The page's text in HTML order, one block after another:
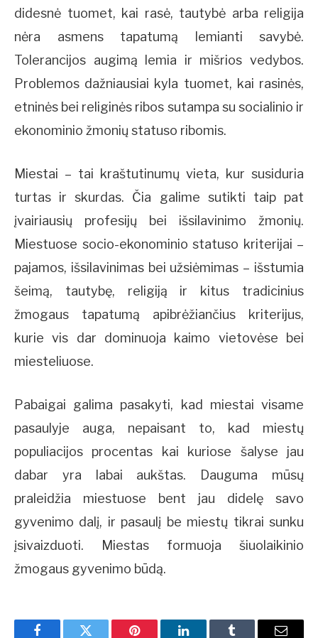
didesnė tuomet, kai rasė, tautybė arba religija
nėra asmens tapatumą lemianti savybė.
Tolerancijos augimą lemia ir mišrios vedybos.
Problemos dažniausiai kyla tuomet, kai rasinės,
etninės bei religinės ribos sutampa su socialinio ir
ekonominio žmonių statuso ribomis.
Miestai – tai kraštutinumų vieta, kur susiduria
turtas ir skurdas. Čia galime sutikti taip pat
įvairiausių profesijų bei išsilavinimo žmonių.
Miestuose socio-ekonominio statuso kriterijai –
pajamos, išsilavinimas bei užsiėmimas – išstumia
šeimą, tautybę, religiją ir kitus tradicinius
žmogaus tapatumą apibrėžiančius kriterijus,
kurie vis dar dominuoja kaimo vietovėse bei
miesteliuose.
Pabaigai galima pasakyti, kad miestai visame
pasaulyje auga, nepaisant to, kad miestų
populiacijos procentas kai kuriose šalyse jau
dabar yra labai aukštas. Dauguma mūsų
praleidžia miestuose bent jau didelę savo
gyvenimo dalį, ir pasaulį be miestų tikrai sunku
įsivaizduoti. Miestas formuoja šiuolaikinio
žmogaus gyvenimo būdą.